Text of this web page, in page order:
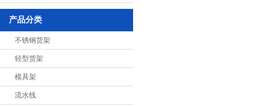
产品分类
不锈钢货架
轻型货架
模具架
流水线